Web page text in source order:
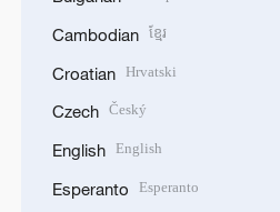
Cambodian ខ្មែរ
Croatian Hrvatski
Czech Český
English English
Esperanto Esperanto